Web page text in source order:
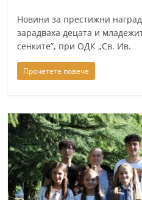
-
b
g
.
f
o
,
g
a
Новини за престижни
зарадваха децата и
сенките”, при ОДК „Св. Ив.
Прочетете повече